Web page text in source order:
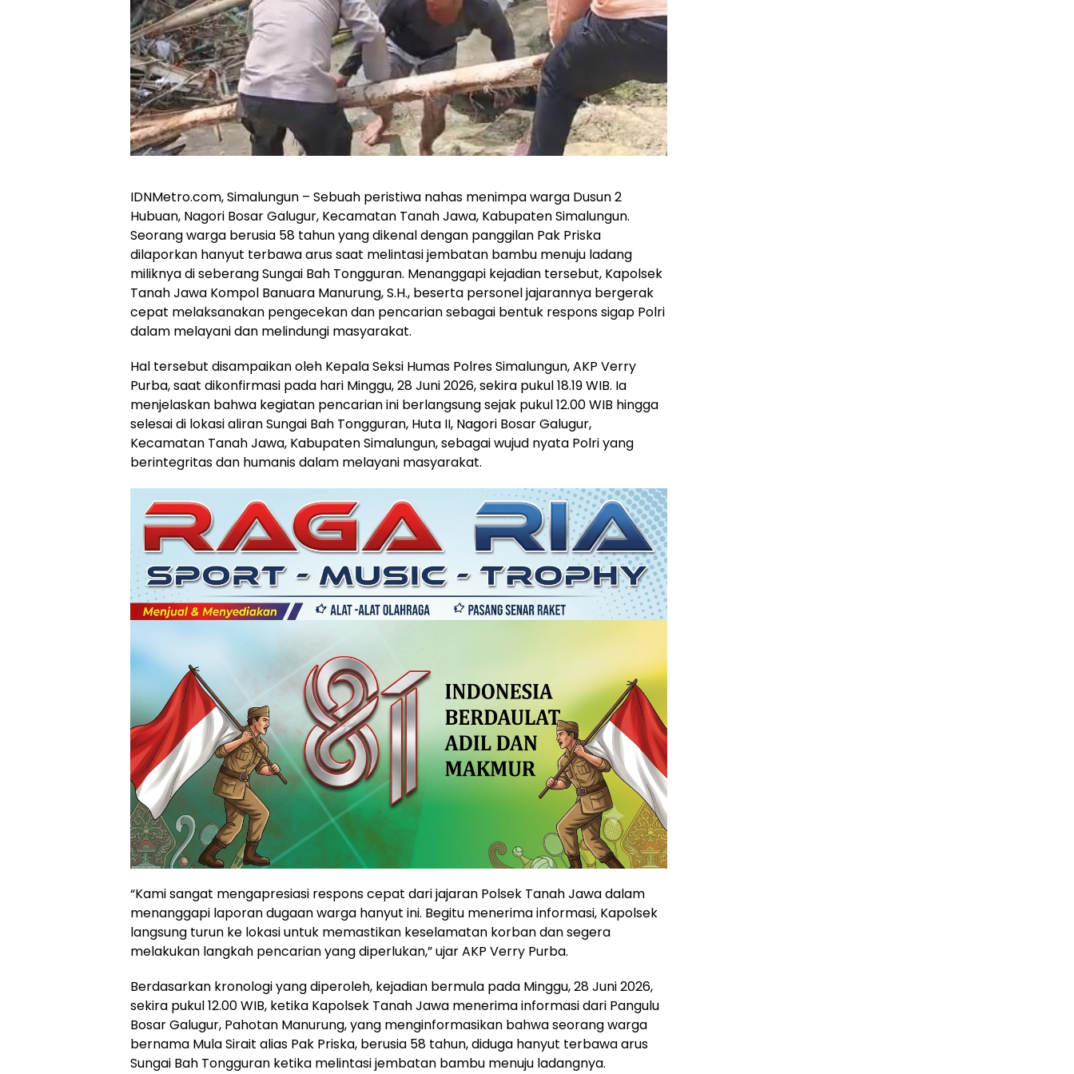
IDNMetro.com, Simalungun – Sebuah peristiwa nahas menimpa warga Dusun 2
Hubuan, Nagori Bosar Galugur, Kecamatan Tanah Jawa, Kabupaten Simalungun.
Seorang warga berusia 58 tahun yang dikenal dengan panggilan Pak Priska
dilaporkan hanyut terbawa arus saat melintasi jembatan bambu menuju ladang
miliknya di seberang Sungai Bah Tongguran. Menanggapi kejadian tersebut, Kapolsek
Tanah Jawa Kompol Banuara Manurung, S.H., beserta personel jajarannya bergerak
cepat melaksanakan pengecekan dan pencarian sebagai bentuk respons sigap Polri
dalam melayani dan melindungi masyarakat.
Hal tersebut disampaikan oleh Kepala Seksi Humas Polres Simalungun, AKP Verry
Purba, saat dikonfirmasi pada hari Minggu, 28 Juni 2026, sekira pukul 18.19 WIB. Ia
menjelaskan bahwa kegiatan pencarian ini berlangsung sejak pukul 12.00 WIB hingga
selesai di lokasi aliran Sungai Bah Tongguran, Huta II, Nagori Bosar Galugur,
Kecamatan Tanah Jawa, Kabupaten Simalungun, sebagai wujud nyata Polri yang
berintegritas dan humanis dalam melayani masyarakat.
“Kami sangat mengapresiasi respons cepat dari jajaran Polsek Tanah Jawa dalam
menanggapi laporan dugaan warga hanyut ini. Begitu menerima informasi, Kapolsek
langsung turun ke lokasi untuk memastikan keselamatan korban dan segera
melakukan langkah pencarian yang diperlukan,” ujar AKP Verry Purba.
Berdasarkan kronologi yang diperoleh, kejadian bermula pada Minggu, 28 Juni 2026,
sekira pukul 12.00 WIB, ketika Kapolsek Tanah Jawa menerima informasi dari Pangulu
Bosar Galugur, Pahotan Manurung, yang menginformasikan bahwa seorang warga
bernama Mula Sirait alias Pak Priska, berusia 58 tahun, diduga hanyut terbawa arus
Sungai Bah Tongguran ketika melintasi jembatan bambu menuju ladangnya.